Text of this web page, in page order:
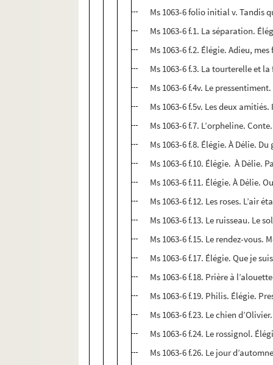
Ms 1063-6 folio initial v. Tandis
Ms 1063-6 f.1. La séparation.
Ms 1063-6 f.2. Élégie. Adieu,
Ms 1063-6 f.3. La tourterelle et
Ms 1063-6 f.4v. Le
Ms 1063-6 f.5v. Les deux
Ms 1063-6 f.7. L’orpheline.
Ms 1063-6 f.8. Élégie. À Délie.
Ms 1063-6 f.10. Élégie. À Délie.
Ms 1063-6 f.11. Élégie. À Délie.
Ms 1063-6 f.12. Les roses.
Ms 1063-6 f.13. Le ruisseau. Le
Ms 1063-6 f.15. Le rendez-
Ms 1063-6 f.17. Élégie. Que je
Ms 1063-6 f.18. Prière à
Ms 1063-6 f.19. Philis. Élégie.
Ms 1063-6 f.23. Le chien
Ms 1063-6 f.24. Le rossignol.
Ms 1063-6 f.26. Le jour